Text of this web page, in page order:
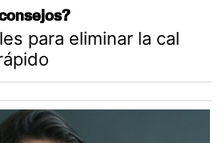
para eliminar la cal